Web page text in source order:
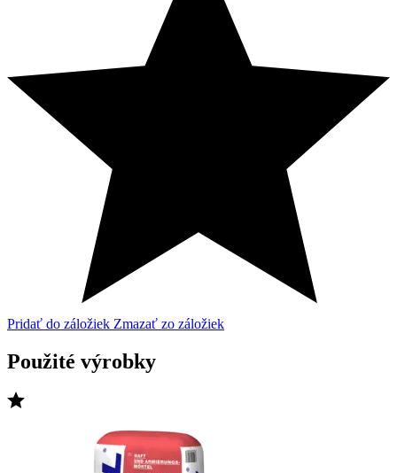
Pridať do záložiek Zmazať zo záložiek
Použité výrobky